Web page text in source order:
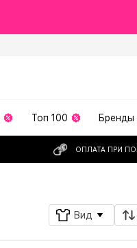
Топ 100 Бренды
ОПЛАТА ПРИ
Вид